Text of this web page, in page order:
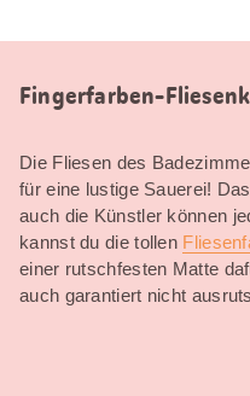
Fingerfarben-
Die Fliesen des
für eine lustige Sauerei!
auch die Künstler können
kannst du die tollen
einer rutschfesten Matte
auch garantiert nicht